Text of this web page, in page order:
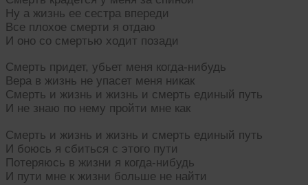
Ну а жизнь ее сестра впереди
Все плохое смерти я отдаю
И оно со смертью ходит позади
Смерть придет, убьет меня когда-нибудь
Вера в жизнь не упасет меня никак
Смерть и жизнь и жизнь и смерть единый путь
И не знаю по нему пройти мне как
Смерть и жизнь и жизнь и смерть единый путь
И боюсь я сбиться с этого пути
Потеряюсь в жизни я когда-нибудь
И пути мне к жизни больше не найти